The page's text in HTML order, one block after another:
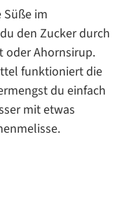
im
den Zucker durch
oder Ahornsirup.
funktioniert die
du einfach
mit etwas